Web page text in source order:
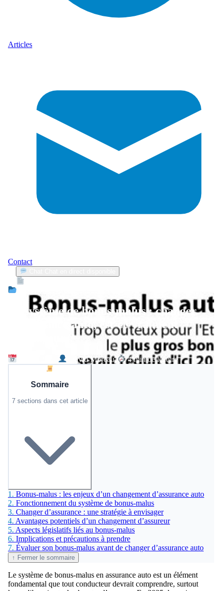
Articles
Contact
Le système de bonus-malus : changer
d’assurance auto, est-ce vraiment
avantageux ?
David Moreau 4 min de lecture
Sommaire
7 sections dans cet article
1. Bonus-malus : les enjeux d’un changement d’assurance auto
2. Fonctionnement du système de bonus-malus
3. Changer d’assurance : une stratégie à envisager
4. Avantages potentiels d’un changement d’assureur
5. Aspects législatifs liés au bonus-malus
6. Implications et précautions à prendre
7. Évaluer son bonus-malus avant de changer d’assurance auto
↑ Fermer le sommaire
Le système de bonus-malus en assurance auto est un élément
fondamental que tout conducteur devrait comprendre, surtout